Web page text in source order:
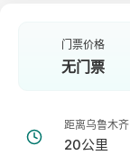
门票价格
无门票
距离乌鲁木齐
20公里